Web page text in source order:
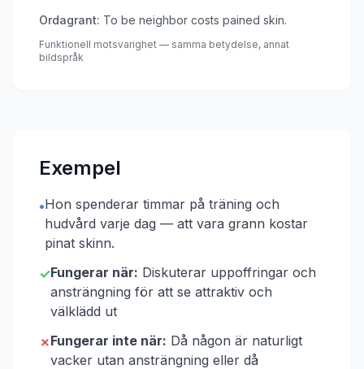
Ordagrant: To be neighbor costs pained skin.
Funktionell motsvarighet — samma betydelse, annat
bildspråk
Exempel
•Hon spenderar timmar på träning och
hudvård varje dag — att vara grann kostar
pinat skinn.
✓Fungerar när: Diskuterar uppoffringar och
ansträngning för att se attraktiv och
välklädd ut
✗Fungerar inte när: Då någon är naturligt
vacker utan ansträngning eller då